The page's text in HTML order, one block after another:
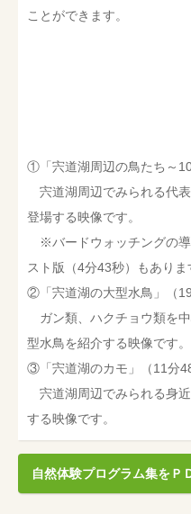
ことができます。
①「宍道湖周辺の鳥たち～
宍道湖周辺でみられる代
登場する映像です。
※バードウォッチングの導
スト版（4分43秒）もありま
②「宍道湖の大型水鳥」（
ガン類、ハクチョウ類を
型水鳥を紹介する映像です。
③「宍道湖のカモ」（11分48
宍道湖周辺でみられる身
する映像です。
自然体験プログラム集